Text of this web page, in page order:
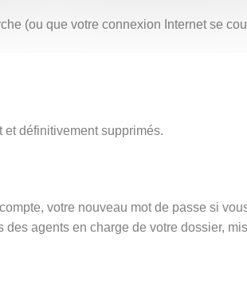
(ou que votre connexion Internet se
définitivement supprimés.
votre nouveau mot de passe si
agents en charge de votre dossier,